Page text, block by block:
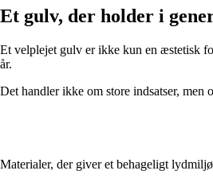
Et gulv, der holder i
Et velplejet gulv er ikke kun en æstetisk
år.
Det handler ikke om store indsatser,
Materialer, der giver et behageligt lydmiljø